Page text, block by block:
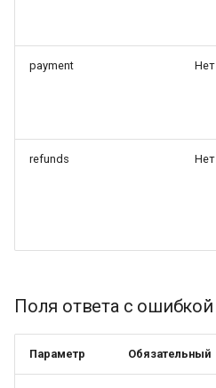
payment Нет
refunds Нет
Поля ответа с ошибкой
Параметр Обязательный